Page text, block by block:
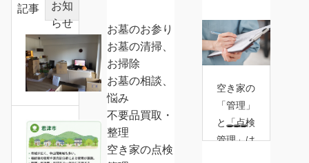
記事
お知
らせ
空
き
家
の
片
づ
け、
【君
津
お墓のお参り
お墓の清掃、
お掃除
お墓の相談、
悩み
不要品買取・
整理
空き家の点検
空き家の
「管理」
と「点検
管理」は